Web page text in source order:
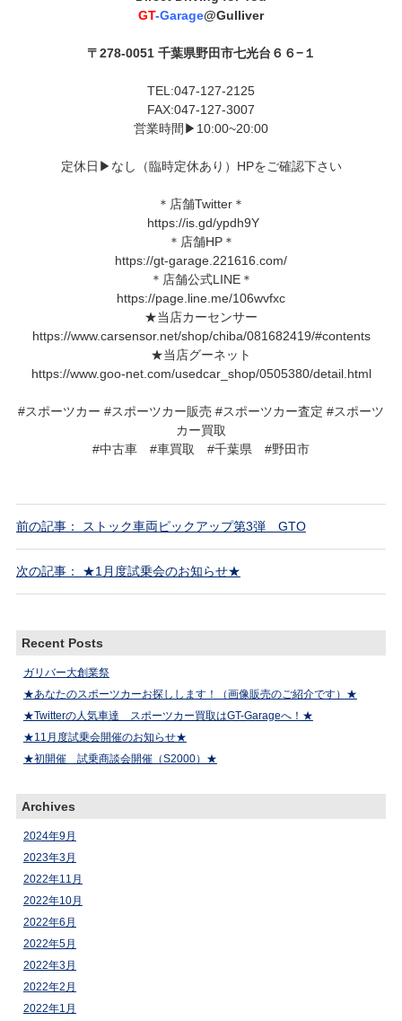
GT-Garage@Gulliver
〒278-0051 千葉県野田市七光台６６−１
TEL:047-127-2125
FAX:047-127-3007
営業時間▶︎10:00~20:00
定休日▶︎なし（臨時定休あり）HPをご確認下さい
＊店舗Twitter＊
https://is.gd/ypdh9Y
＊店舗HP＊
https://gt-garage.221616.com/
＊店舗公式LINE＊
https://page.line.me/106wvfxc
★当店カーセンサー
https://www.carsensor.net/shop/chiba/081682419/#contents
★当店グーネット
https://www.goo-net.com/usedcar_shop/0505380/detail.html
#スポーツカー #スポーツカー販売 #スポーツカー査定 #スポーツ
カー買取
#中古車 #車買取 #千葉県 #野田市
前の記事： ストック車両ピックアップ第3弾 GTO
次の記事： ★1月度試乗会のお知らせ★
Recent Posts
ガリバー大創業祭
★あなたのスポーツカーお探しします！（画像販売のご紹介です）★
★Twitterの人気車達 スポーツカー買取はGT-Garageへ！★
★11月度試乗会開催のお知らせ★
★初開催 試乗商談会開催（S2000）★
Archives
2024年9月
2023年3月
2022年11月
2022年10月
2022年6月
2022年5月
2022年3月
2022年2月
2022年1月